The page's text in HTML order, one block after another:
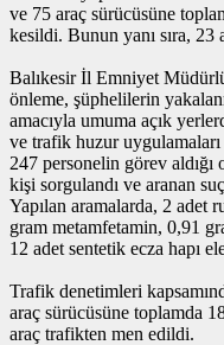
ve 75 araç sürücüsüne
kesildi. Bunun yanı sıra,
Balıkesir İl Emniyet
önleme, şüphelilerin
amacıyla umuma açık
ve trafik huzur
247 personelin görev aldığı
kişi sorgulandı ve aranan
Yapılan aramalarda, 2 adet
gram metamfetamin, 0,91
12 adet sentetik ecza hapı
Trafik denetimleri
araç sürücüsüne toplamda
araç trafikten men edildi.